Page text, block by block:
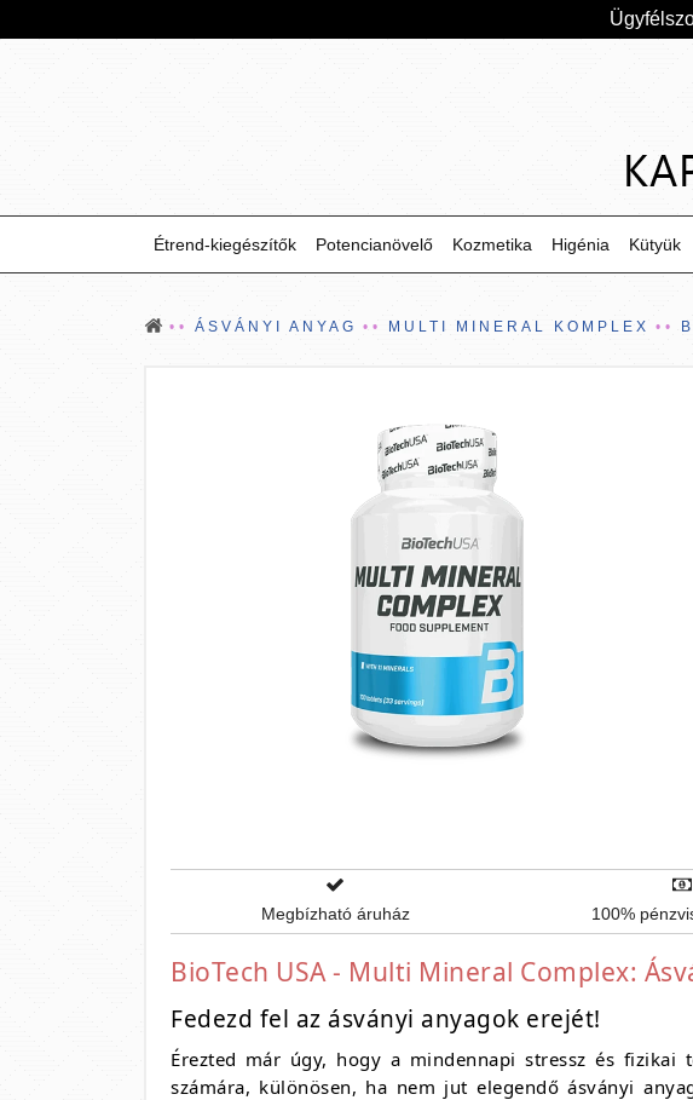
Étrend-kiegészítők Potencianövelő Kozmetika Higénia Kütyük
ÁSVÁNYI ANYAG MULTI MINERAL KOMPLEX
Megbízható áruház 100%
BioTech USA - Multi Mineral Complex:
Fedezd fel az ásványi anyagok erejét!
Érezted már úgy, hogy a mindennapi stressz és
számára, különösen, ha nem jut elegendő ásványi